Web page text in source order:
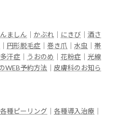
ましん かぶれ にきび
酒さ
円形脱毛症 巻き爪 水虫
帯
多汗症 うおのめ 花粉症
光線
WEB予約方法
皮膚科のお知ら
各種ピーリング 各種導入治療